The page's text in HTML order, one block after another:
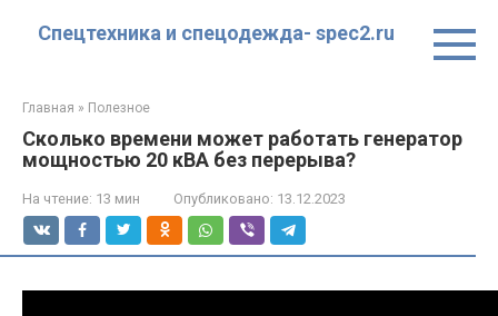
Спецтехника и спецодежда- spec2.ru
Главная » Полезное
Сколько времени может работать генератор
мощностью 20 кВА без перерыва?
На чтение: 13 мин Опубликовано: 13.12.2023